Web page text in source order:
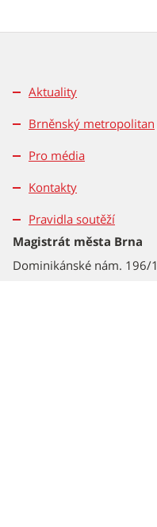
Aktuality
Brněnský metropolitan
Pro média
Kontakty
Pravidla soutěží
Magistrát města Brna
Dominikánské nám. 196/1